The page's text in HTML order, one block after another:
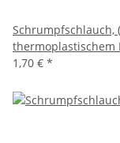
Schrumpfschlauch,
1,70 € *